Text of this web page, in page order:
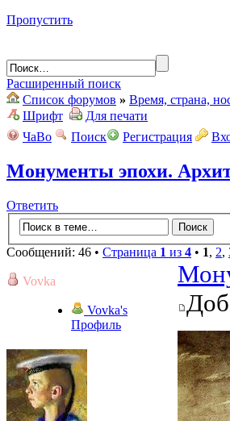
Пропустить
Расширенный поиск
Список форумов » Время, страна,
Шрифт
Для печати
ЧаВо
Поиск Регистрация
Монументы эпохи.
Ответить
Сообщений: 46 • Страница 1 из 4 • 1, 2,
Vovka
Vovka's
Профиль